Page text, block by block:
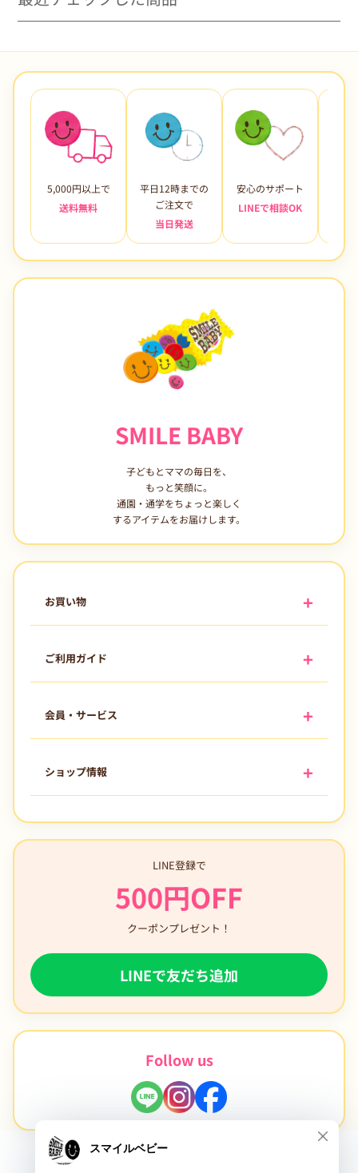
5,000円以上で
送料無料
平日12時までの
ご注文で
当日発送
安心のサポート
LINEで相談OK
SMILE BABY
子どもとママの毎日を、
もっと笑顔に。
通園・通学をちょっと楽しく
するアイテムをお届けします。
お買い物
ご利用ガイド
会員・サービス
ショップ情報
LINE登録で
500円OFF
クーポンプレゼント！
LINEで友だち追加
Follow us